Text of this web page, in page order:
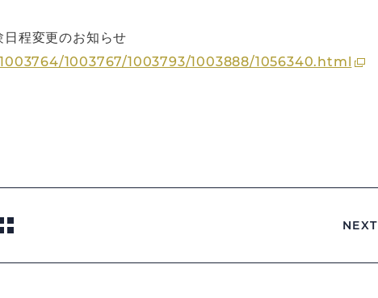
程変更のお知らせ
1003767/1003793/1003888/1056340.html
NEXT